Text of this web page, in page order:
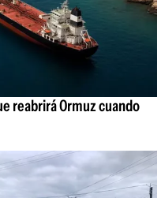
reabrirá Ormuz cuando